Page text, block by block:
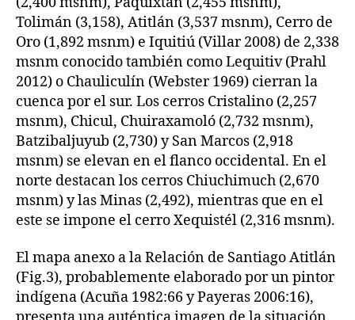
Tolimán (3,158), Atitlán (3,537 msnm), Cerro de
Oro (1,892 msnm) e Iquitiú (Villar 2008) de 2,338
msnm conocido también como Lequitiv (Prahl
2012) o Chauliculín (Webster 1969) cierran la
cuenca por el sur. Los cerros Cristalino (2,257
msnm), Chicul, Chuiraxamoló (2,732 msnm),
Batzibaljuyub (2,730) y San Marcos (2,918
msnm) se elevan en el flanco occidental. En el
norte destacan los cerros Chiuchimuch (2,670
msnm) y las Minas (2,492), mientras que en el
este se impone el cerro Xequistél (2,316 msnm).
El mapa anexo a la Relación de Santiago Atitlán
(Fig.3), probablemente elaborado por un pintor
indígena (Acuña 1982:66 y Payeras 2006:16),